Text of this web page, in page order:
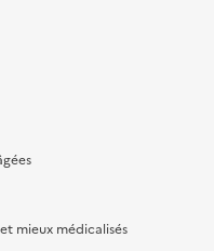
mieux médicalisés